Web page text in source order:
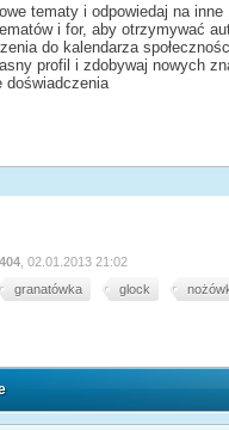
tematy i odpowiedaj na inne
i for, aby otrzymywać
do kalendarza
profil i zdobywaj nowych
doświadczenia
,02.01.2013 21:02
granatówka glock